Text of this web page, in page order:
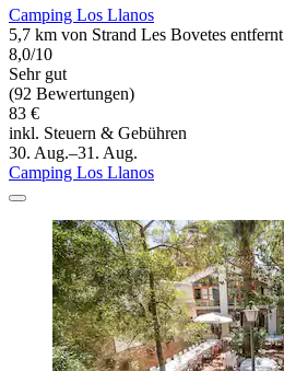
Camping Los Llanos
5,7 km von Strand Les Bovetes entfernt
8,0/10
Sehr gut
(92 Bewertungen)
83 €
inkl. Steuern & Gebühren
30. Aug.–31. Aug.
Camping Los Llanos